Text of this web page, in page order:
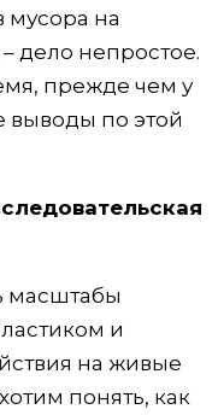
мусора на
дело непростое.
прежде чем у
выводы по этой
масштабы
и
на живые
понять, как